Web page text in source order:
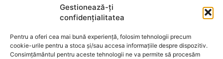
Gestionează-ți
confidențialitatea
Pentru a oferi cea mai bună experiență, folosim tehnologii precum
cookie-urile pentru a stoca și/sau accesa informațiile despre dispozitiv.
Consimțământul pentru aceste tehnologii ne va permite să procesăm
22 Februarie 2024
și lidera partidului extremist SOS România, Diana
Șoșoacă, i-a transmis soțului său, Silvestru...